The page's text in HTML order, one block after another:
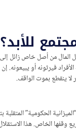
للأبد؟
من أصل خاص زائل
الأفراد فيرثونه أو
ينقطع بموت الواقف.
الحكومية”
وقفها الخاص. هذا